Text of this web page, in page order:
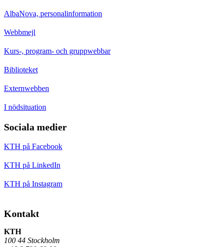
AlbaNova, personalinformation
Webbmejl
Kurs-, program- och gruppwebbar
Biblioteket
Externwebben
I nödsituation
Sociala medier
KTH på Facebook
KTH på LinkedIn
KTH på Instagram
Kontakt
KTH
100 44 Stockholm